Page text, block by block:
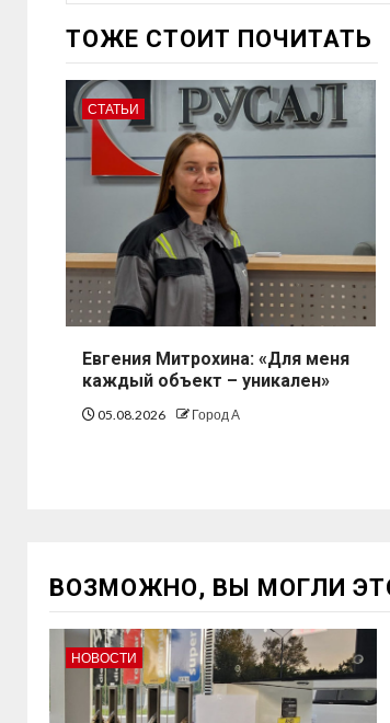
ТОЖЕ СТОИТ ПОЧИТАТЬ
СТАТЬИ
Евгения Митрохина: «Для меня
каждый объект – уникален»
05.08.2026 Город А
ВОЗМОЖНО, ВЫ МОГЛИ
НОВОСТИ